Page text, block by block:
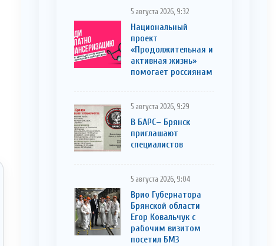
5 августа 2026, 9:32
Национальный
проект
«Продолжительная и
активная жизнь»
помогает россиянам
5 августа 2026, 9:29
В БАРС– Брянcк
приглaшают
cпециaлистoв
5 августа 2026, 9:04
Врио Губернатора
Брянской области
Егор Ковальчук с
рабочим визитом
посетил БМЗ